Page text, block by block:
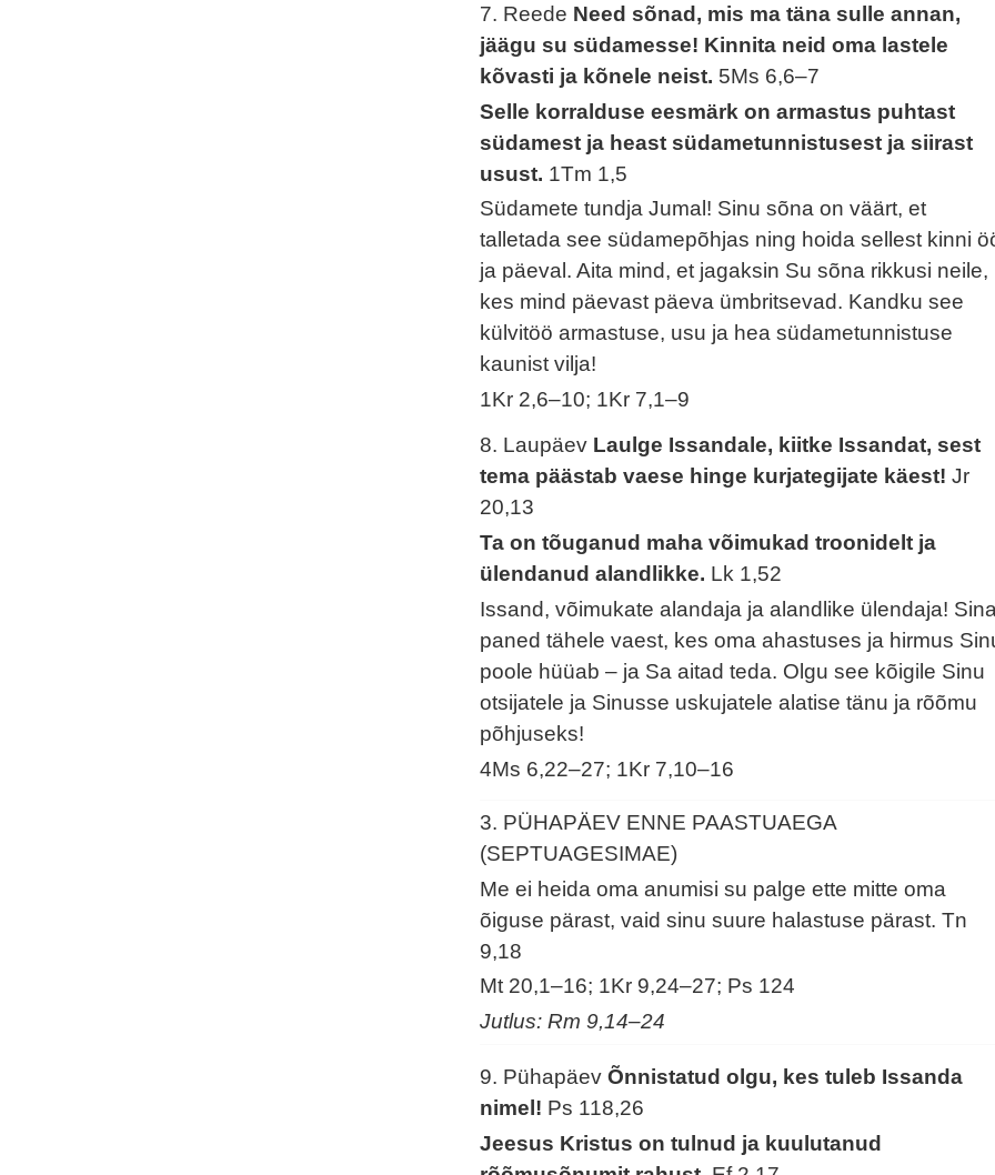
7. Reede Need sõnad, mis ma täna sulle annan,
jäägu su südamesse! Kinnita neid oma lastele
kõvasti ja kõnele neist. 5Ms 6,6–7
Selle korralduse eesmärk on armastus puhtast
südamest ja heast südametunnistusest ja siirast
usust. 1Tm 1,5
Südamete tundja Jumal! Sinu sõna on väärt, et
talletada see südamepõhjas ning hoida sellest kinni
ja päeval. Aita mind, et jagaksin Su sõna rikkusi neile,
kes mind päevast päeva ümbritsevad. Kandku see
külvitöö armastuse, usu ja hea südametunnistuse
kaunist vilja!
1Kr 2,6–10; 1Kr 7,1–9
8. Laupäev Laulge Issandale, kiitke Issandat, sest
tema päästab vaese hinge kurjategijate käest!Jr
20,13
Ta on tõuganud maha võimukad troonidelt ja
ülendanud alandlikke. Lk 1,52
Issand, võimukate alandaja ja alandlike ülendaja! Sina
paned tähele vaest, kes oma ahastuses ja hirmus
poole hüüab – ja Sa aitad teda. Olgu see kõigile Sinu
otsijatele ja Sinusse uskujatele alatise tänu ja rõõmu
põhjuseks!
4Ms 6,22–27; 1Kr 7,10–16
3. PÜHAPÄEV ENNE PAASTUAEGA
(SEPTUAGESIMAE)
Me ei heida oma anumisi su palge ette mitte oma
õiguse pärast, vaid sinu suure halastuse pärast.Tn
9,18
Mt 20,1–16; 1Kr 9,24–27; Ps 124
Jutlus: Rm 9,14–24
9. PühapäevÕnnistatud olgu, kes tuleb Issanda
nimel! Ps 118,26
Jeesus Kristus on tulnud ja kuulutanud